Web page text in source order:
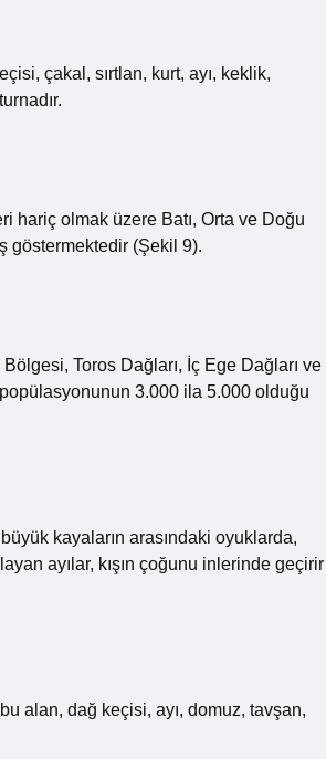
çakal, sırtlan, kurt, ayı, keklik,
hariç olmak üzere Batı, Orta ve Doğu
göstermektedir (Şekil 9).
Toros Dağları, İç Ege Dağları ve
3.000 ila 5.000 olduğu
kayaların arasındaki oyuklarda,
ayılar, kışın çoğunu inlerinde geçirir
alan, dağ keçisi, ayı, domuz, tavşan,